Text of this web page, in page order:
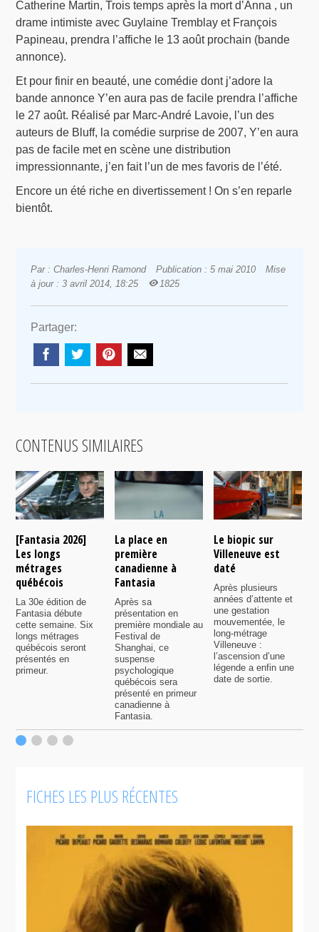
Catherine Martin, Trois temps après la mort d’Anna , un
drame intimiste avec Guylaine Tremblay et François
Papineau, prendra l’affiche le 13 août prochain (bande
annonce).
Et pour finir en beauté, une comédie dont j’adore la
bande annonce Y’en aura pas de facile prendra l’affiche
le 27 août. Réalisé par Marc-André Lavoie, l’un des
auteurs de Bluff, la comédie surprise de 2007, Y’en aura
pas de facile met en scène une distribution
impressionnante, j’en fait l’un de mes favoris de l’été.
Encore un été riche en divertissement ! On s’en reparle
bientôt.
Par : Charles-Henri Ramond Publication : 5 mai 2010
Mise
à jour : 3 avril 2014, 18:25
1825
Partager:
CONTENUS SIMILAIRES
[Fantasia 2026]
Les longs
métrages
québécois
La 30e édition de
Fantasia débute
cette semaine. Six
longs métrages
québécois seront
présentés en
primeur.
La place en
première
canadienne à
Fantasia
Après sa
présentation en
première mondiale au
Festival de
Shanghai, ce
suspense
psychologique
québécois sera
présenté en primeur
canadienne à
Fantasia.
Le biopic sur
Villeneuve est
daté
Après plusieurs
années d’attente et
une gestation
mouvementée, le
long-métrage
Villeneuve :
l’ascension d’une
légende a enfin une
date de sortie.
FICHES LES PLUS RÉCENTES